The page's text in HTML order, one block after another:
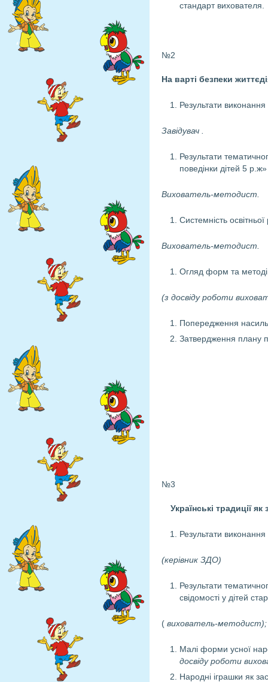
стандарт вихователя.
№2
На варті безпеки
Результати
Завідувач .
Результати
поведінки дітей 5 р.ж»
Вихователь-методист.
Системність
Вихователь-методист.
Огляд форм та
(з досвіду роботи
Попередження
Затвердження плану
№3
Українські традиції
Результати
(керівник ЗДО)
Результати
свідомості у дітей
( вихователь-методист);
Малі форми усної
досвіду роботи
Народні іграшки як